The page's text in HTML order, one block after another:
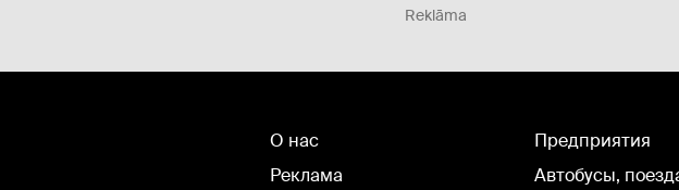
Reklāma
О нас
Реклама
Предприятия
Автобусы,